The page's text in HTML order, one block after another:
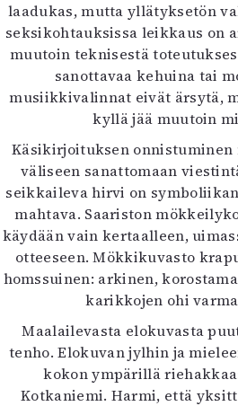
laadukas, mutta yllätyksetön
seksikohtauksissa leikkaus on
muutoin teknisestä
sanottavaa kehuina tai
musiikkivalinnat eivät ärsytä,
kyllä jää muutoin
Käsikirjoituksen onnistuminen
väliseen sanattomaan
seikkaileva hirvi on
mahtava. Saariston
käydään vain kertaalleen,
otteeseen. Mökkikuvasto
homssuinen: arkinen,
karikkojen ohi
Maalailevasta elokuvasta
tenho. Elokuvan jylhin ja
kokon ympärillä
Kotkaniemi. Harmi, että